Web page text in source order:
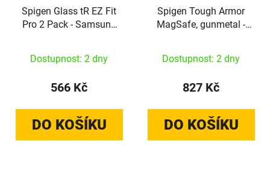
Spigen Glass tR EZ Fit
Pro 2 Pack - Samsung
Dostupnost: 2 dny
566 Kč
DO KOŠÍKU
Spigen Tough Armor
MagSafe, gunmetal -
Dostupnost: 2 dny
827 Kč
DO KOŠÍKU